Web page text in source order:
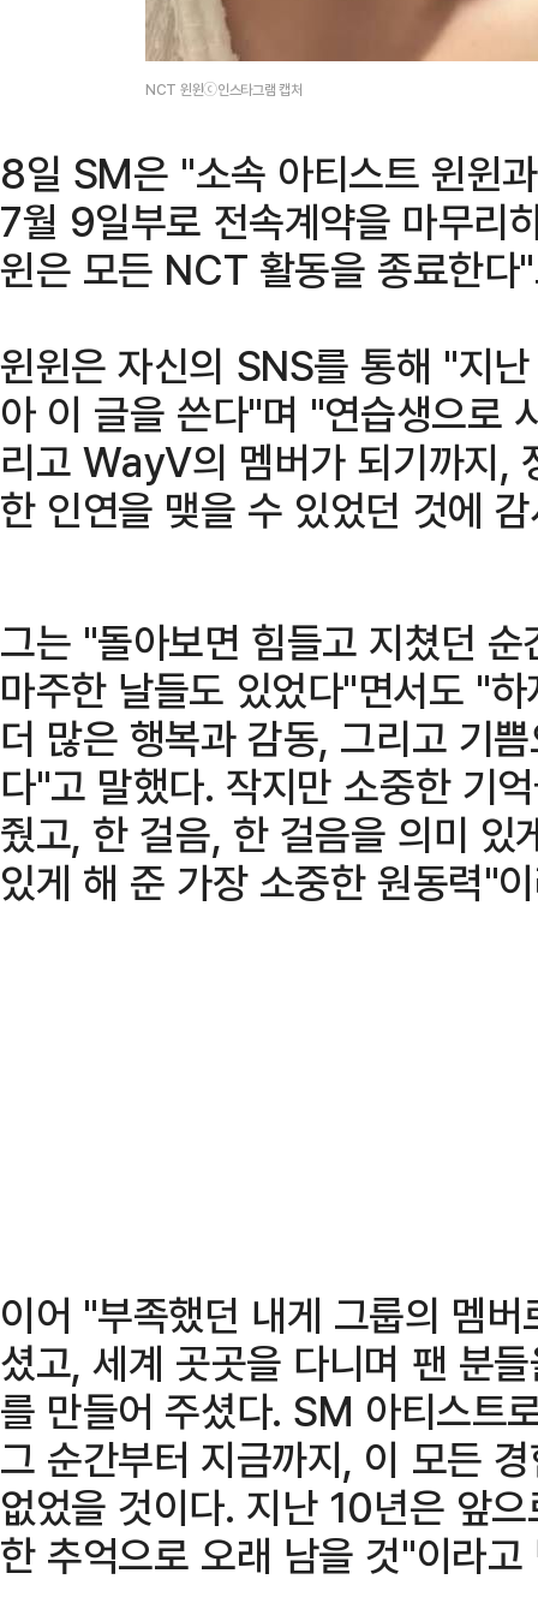
NCT 윈윈ⓒ인스타그램 캡처
8일 SM은 "소속 아티스트 윈윈
7월 9일부로 전속계약을 마무리
윈은 모든 NCT 활동을 종료한다
윈윈은 자신의 SNS를 통해 "지
아 이 글을 쓴다"며 "연습생으로
리고 WayV의 멤버가 되기까지,
한 인연을 맺을 수 있었던 것에
그는 "돌아보면 힘들고 지쳤던
마주한 날들도 있었다"면서도 "
더 많은 행복과 감동, 그리고 기
다"고 말했다. 작지만 소중한 기
줬고, 한 걸음, 한 걸음을 의미 있
있게 해 준 가장 소중한 원동력"
이어 "부족했던 내게 그룹의 멤
셨고, 세계 곳곳을 다니며 팬 분
를 만들어 주셨다. SM 아티스트
그 순간부터 지금까지, 이 모든
없었을 것이다. 지난 10년은 앞
한 추억으로 오래 남을 것"이라고